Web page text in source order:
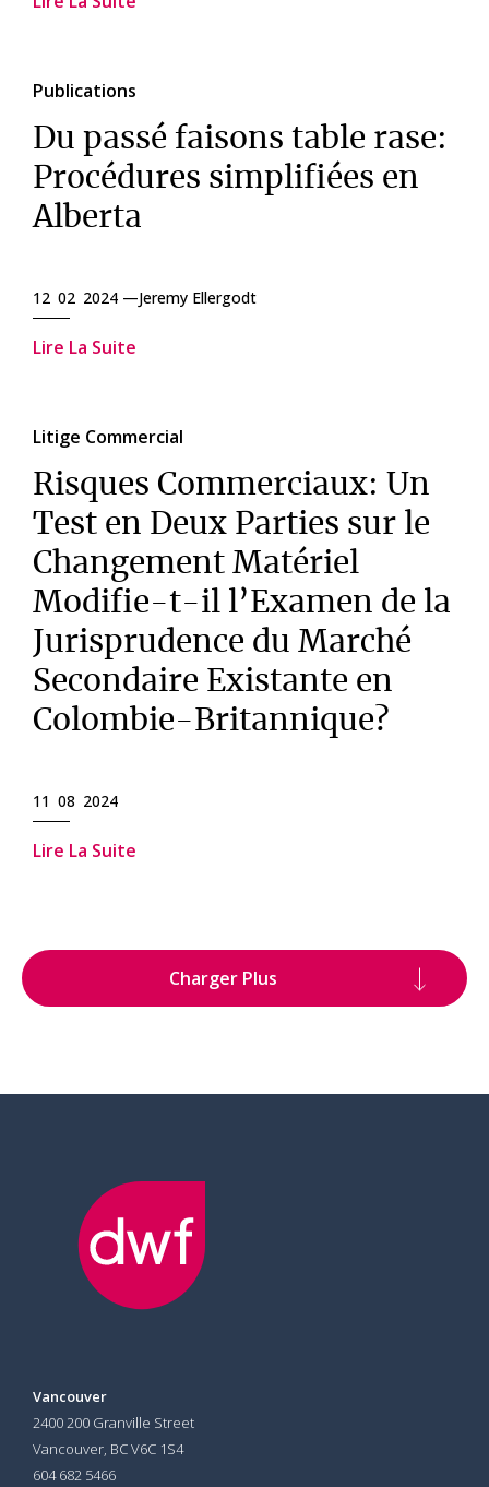
Publications
Du passé faisons table rase:
Procédures simplifiées en
Alberta
12 02 2024 —Jeremy Ellergodt
Lire La Suite
Litige Commercial
Risques Commerciaux: Un
Test en Deux Parties sur le
Changement Matériel
Modifie-t-il l’Examen de la
Jurisprudence du Marché
Secondaire Existante en
Colombie-Britannique?
11 08 2024
Lire La Suite
Charger Plus
Vancouver
2400 200 Granville Street
Vancouver, BC V6C 1S4
604 682 5466